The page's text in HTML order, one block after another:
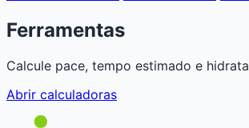
Ferramentas
Calcule pace, tempo estimado e
Abrir calculadoras